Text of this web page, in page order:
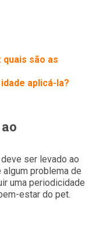
são as
aplicá-la?
ser levado ao
problema de
uma periodicidade
estar do pet.